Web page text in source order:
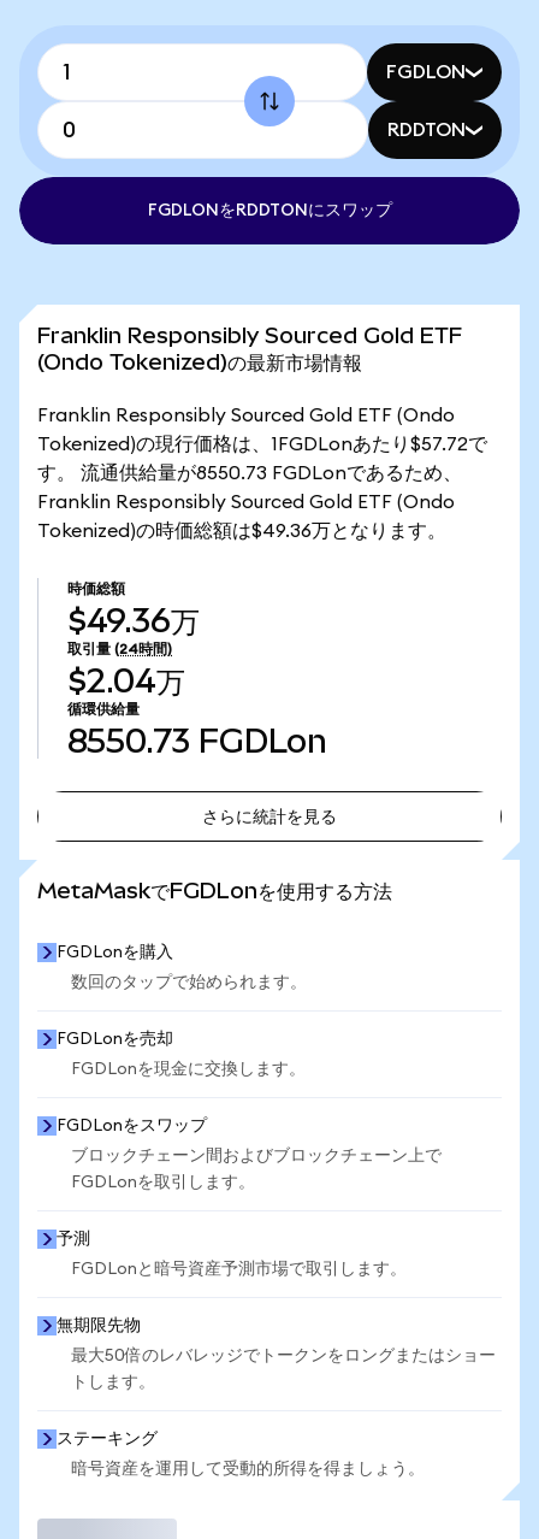
FGDLON
RDDTON
FGDLONをRDDTONにスワップ
Franklin Responsibly Sourced Gold ETF
(Ondo Tokenized)の最新市場情報
Franklin Responsibly Sourced Gold ETF (Ondo
Tokenized)の現行価格は、1FGDLonあたり$57.72で
す。 流通供給量が8550.73 FGDLonであるため、
Franklin Responsibly Sourced Gold ETF (Ondo
Tokenized)の時価総額は$49.36万となります。
時価総額
$49.36万
取引量 (24時間)
$2.04万
循環供給量
8550.73 FGDLon
さらに統計を見る
MetaMaskでFGDLonを使用する方法
FGDLonを購入
数回のタップで始められます。
FGDLonを売却
FGDLonを現金に交換します。
FGDLonをスワップ
ブロックチェーン間およびブロックチェーン上で
FGDLonを取引します。
予測
FGDLonと暗号資産予測市場で取引します。
無期限先物
最大50倍のレバレッジでトークンをロングまたはショー
トします。
ステーキング
暗号資産を運用して受動的所得を得ましょう。